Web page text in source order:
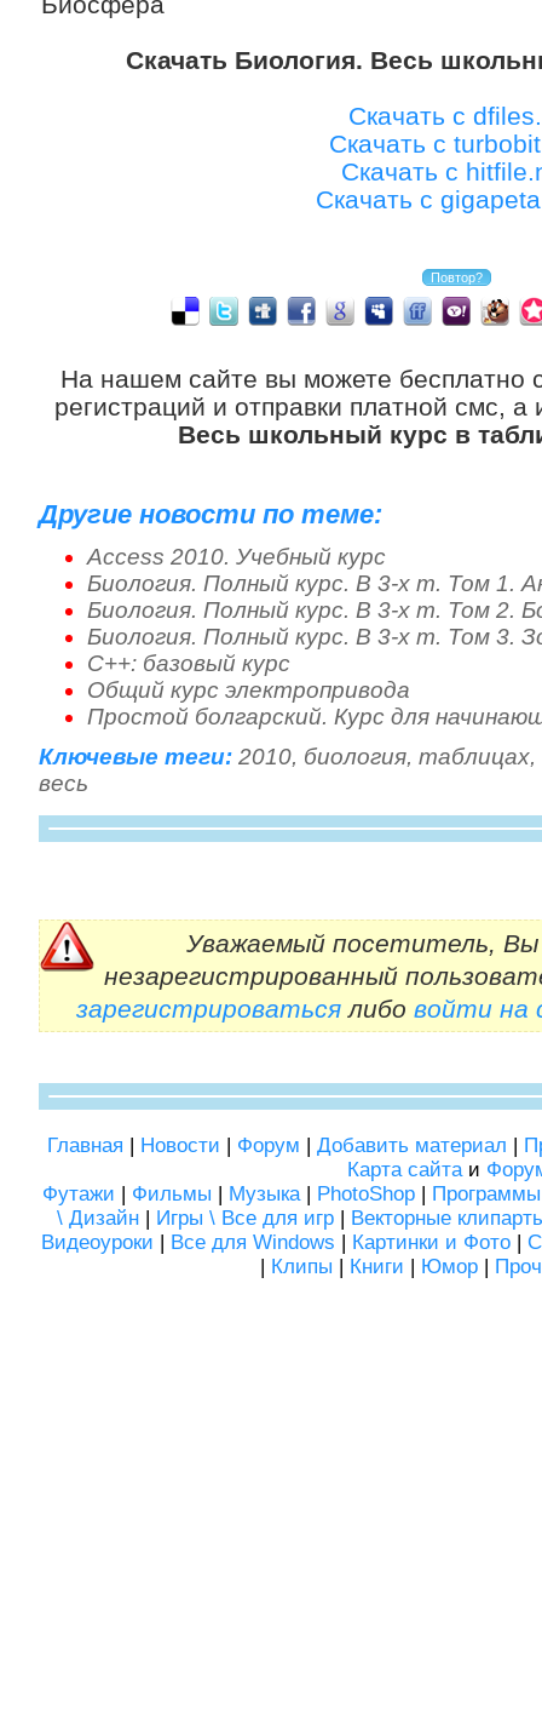
Скачать Биология. Весь
Скачать с
Скачать с
Скачать с
Скачать с
На нашем сайте вы можете бесплатно
регистраций и отправки платной смс,
Весь школьный курс в
Другие новости по теме:
Access 2010. Учебный курс
Биология. Полный курс. В 3-х т. Том 1.
Биология. Полный курс. В 3-х т. Том 2.
Биология. Полный курс. В 3-х т. Том 3.
C++: базовый курс
Общий курс электропривода
Простой болгарский. Курс для
Ключевые теги: 2010, биология, таблицах,
весь
Уважаемый посетитель, Вы
незарегистрированный
зарегистрироватьсялибо войти на
Главная | Новости | Форум | Добавить материал |
Карта сайтаи
Футажи | Фильмы | Музыка| PhotoShop | Программы
\ Дизайн | Игры \ Все для игр | Векторные
Видеоуроки | Все для Windows | Картинки и Фото|
| Клипы | Книги | Юмор |